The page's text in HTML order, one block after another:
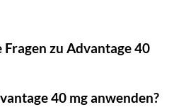
zu Advantage 40
40 mg anwenden?